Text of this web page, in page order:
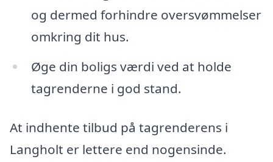
og dermed forhindre oversvømmelser
omkring dit hus.
Øge din boligs værdi ved at holde
tagrenderne i god stand.
At indhente tilbud på tagrenderens i
Langholt er lettere end nogensinde.